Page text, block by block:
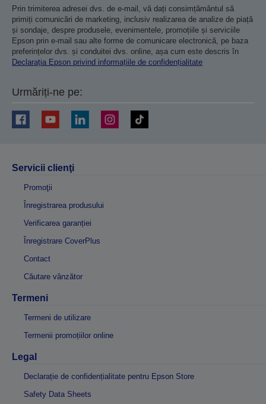
Prin trimiterea adresei dvs. de e-mail, vă dați consimțământul să
primiți comunicări de marketing, inclusiv realizarea de analize de piață
și sondaje, despre produsele, evenimentele, promoțiile și serviciile
Epson prin e-mail sau alte forme de comunicare electronică, pe baza
preferințelor dvs. și conduitei dvs. online, așa cum este descris în
Declarația Epson privind informațiile de confidențialitate
Urmăriți-ne pe:
Servicii clienţi
Promoţii
Înregistrarea produsului
Verificarea garanției
Înregistrare CoverPlus
Contact
Căutare vânzător
Termeni
Termeni de utilizare
Termenii promoțiilor online
Legal
Declarație de confidențialitate pentru Epson Store
Safety Data Sheets